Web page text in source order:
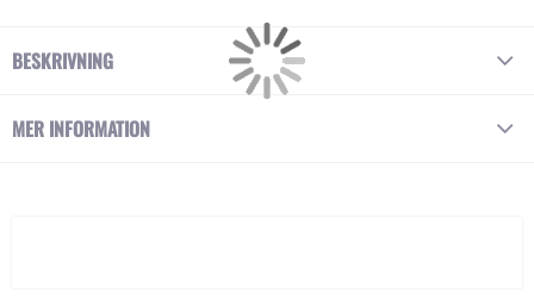
BESKRIVNING
MER INFORMATION